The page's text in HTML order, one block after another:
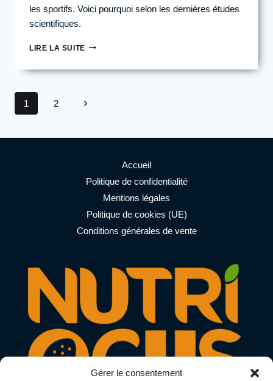
Gérer le consentement
les sportifs. Voici pourquoi selon les dernières études
scientifiques.
LIRE LA SUITEL’INTÉRÊT
OMÉGA
LE
Navigation
de
page
1 2
Page
Accueil
Politique de confidentialité
Mentions légales
Politique de cookies (UE)
Conditions générales de vente